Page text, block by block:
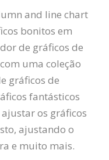
and line chart
bonitos em
de gráficos de
uma coleção
gráficos de
fantásticos
os gráficos
ajustando o
e muito mais.